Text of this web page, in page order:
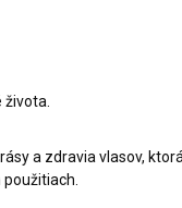
života.
a zdravia vlasov,
použitiach.